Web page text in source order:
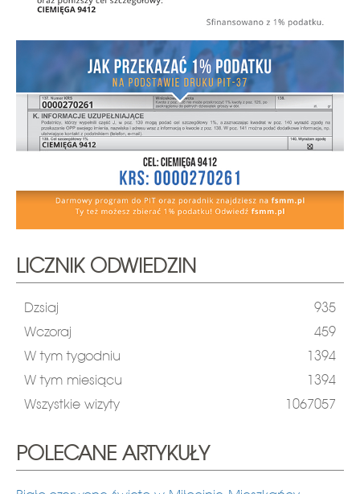
LICZNIK ODWIEDZIN
Dzsiaj
935
Wczoraj
459
W tym tygodniu
1394
W tym miesiącu
1394
Wszystkie wizyty
1067057
POLECANE ARTYKUŁY